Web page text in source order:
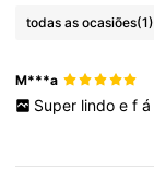
todas as ocasiões(1)
M***a
Super lindo e f á